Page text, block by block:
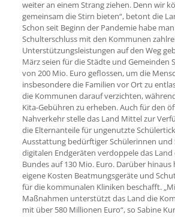
weiter an einem Strang ziehen. Denn wir
gemeinsam die Stirn bieten“, betont die
Schon seit Beginn der Pandemie habe
Schulterschluss mit den Kommunen
Unterstützungsleistungen auf den Weg
März seien für die Städte und Gemeinden
von 200 Mio. Euro geflossen, um die
insbesondere die Familien vor Ort zu
die Kommunen darauf verzichten,
Kita-Gebühren zu erheben. Auch für den
Nahverkehr stelle das Land Mittel zur
die Elternanteile für ungenutzte
Ausstattung bedürftiger Schülerinnen und
digitalen Endgeräten verdoppele das
Bundes auf 130 Mio. Euro. Darüber hinaus
eigene Kosten Beatmungsgeräte und
für die kommunalen Kliniken beschafft.
Maßnahmen unterstützt das Land die
mit über 580 Millionen Euro“, so Sabine